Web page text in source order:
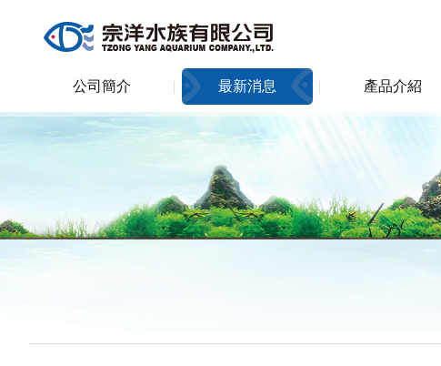
公司簡介 最新消息 產品介紹